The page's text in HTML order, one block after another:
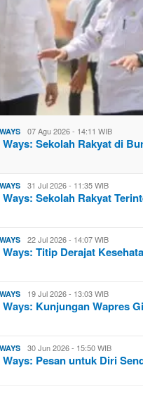
07 Agu 2026 - 14:11 WIB
Sekolah Rakyat di
31 Jul 2026 - 11:35 WIB
Sekolah Rakyat
22 Jul 2026 - 14:07 WIB
Titip Derajat
19 Jul 2026 - 13:03 WIB
Kunjungan Wapres
30 Jun 2026 - 15:50 WIB
Pesan untuk Diri